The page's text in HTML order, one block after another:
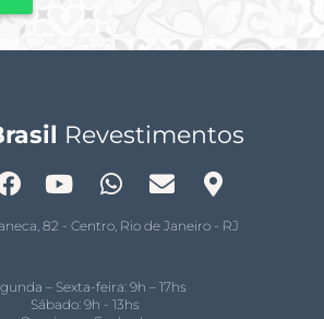
Revestimentos
82 - Centro, Rio de Janeiro - RJ
– Sexta-feira: 9h – 17hs
Sábado: 9h - 13hs